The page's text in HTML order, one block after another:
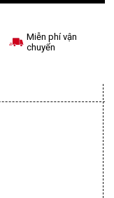
Miễn phí vận
chuyển